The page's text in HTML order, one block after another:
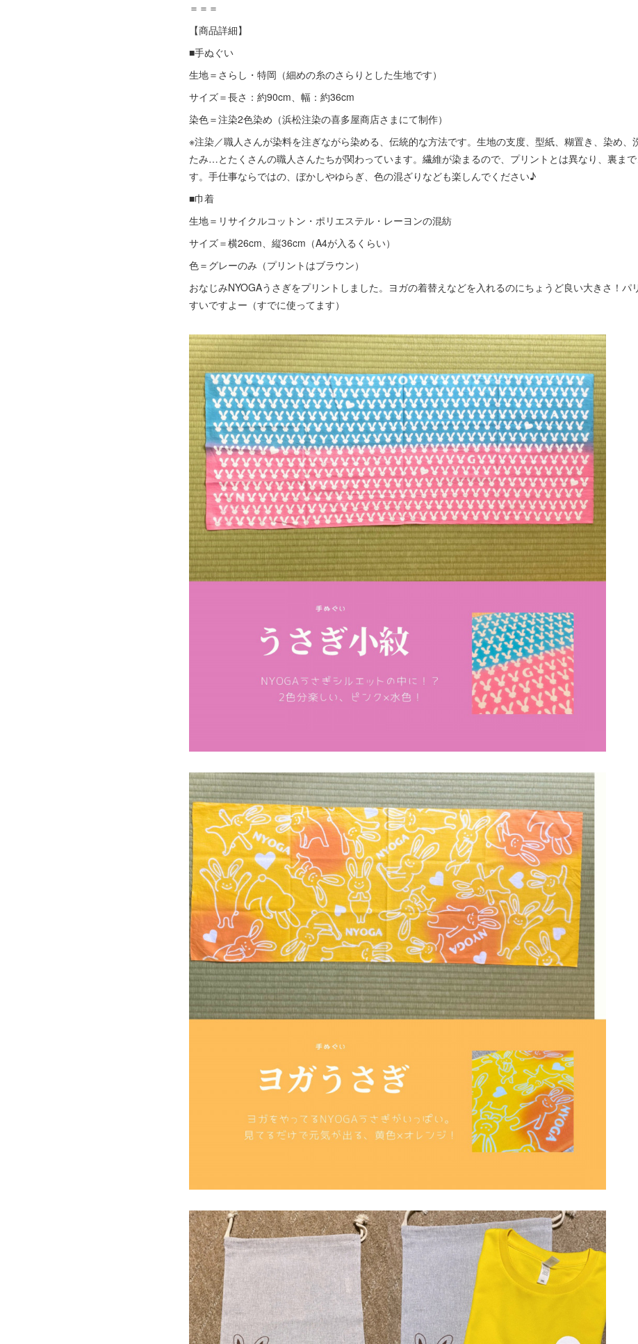
＝＝＝
【商品詳細】
■手ぬぐい
生地＝さらし・特岡（細めの糸のさらりとした生地です）
サイズ＝長さ：約90cm、幅：約36cm
染色＝注染2色染め（浜松注染の喜多屋商店さまにて制作）
※注染／職人さんが染料を注ぎながら染める、伝統的な方法です。生地の支度、型紙、糊置き、染め、
たみ…とたくさんの職人さんたちが関わっています。繊維が染まるので、プリントとは異なり、裏ま
す。手仕事ならではの、ぼかしやゆらぎ、色の混ざりなども楽しんでください♪
■巾着
生地＝リサイクルコットン・ポリエステル・レーヨンの混紡
サイズ＝横26cm、縦36cm（A4が入るくらい）
色＝グレーのみ（プリントはブラウン）
おなじみNYOGAうさぎをプリントしました。ヨガの着替えなどを入れるのにちょうど良い大きさ！パ
すいですよー（すでに使ってます）